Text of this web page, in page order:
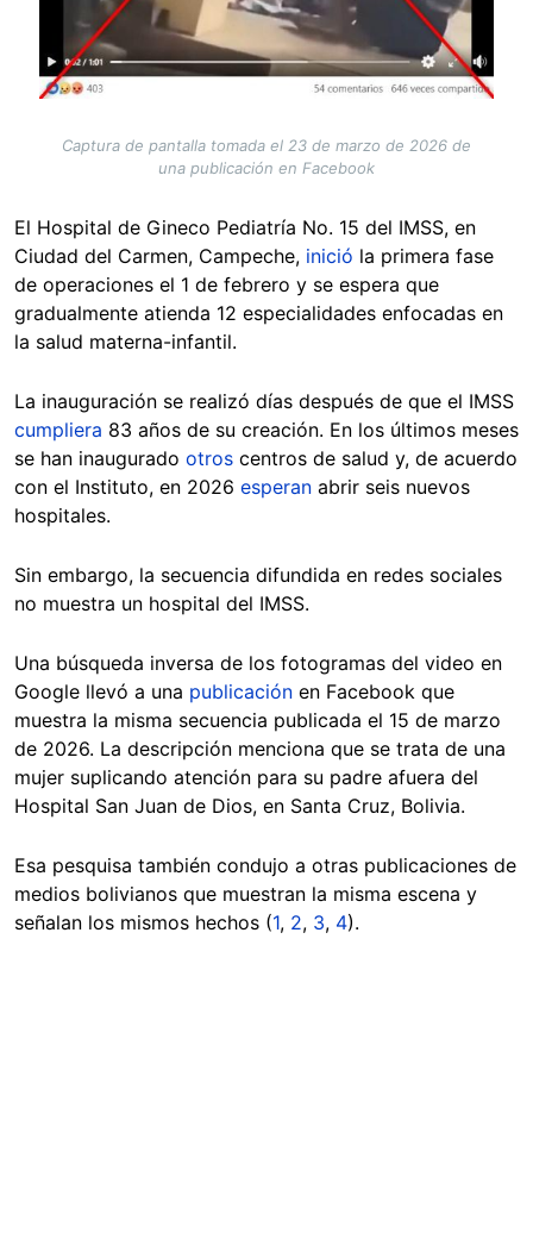
Captura de pantalla tomada el 23 de marzo de 2026 de
una publicación en Facebook
El Hospital de Gineco Pediatría No. 15 del IMSS, en
Ciudad del Carmen, Campeche, inició la primera fase
de operaciones el 1 de febrero y se espera que
gradualmente atienda 12 especialidades enfocadas en
la salud materna-infantil.
La inauguración se realizó días después de que el IMSS
cumpliera 83 años de su creación. En los últimos meses
se han inaugurado otros centros de salud y, de acuerdo
con el Instituto, en 2026 esperan abrir seis nuevos
hospitales.
Sin embargo, la secuencia difundida en redes sociales
no muestra un hospital del IMSS.
Una búsqueda inversa de los fotogramas del video en
Google llevó a una publicación en Facebook que
muestra la misma secuencia publicada el 15 de marzo
de 2026. La descripción menciona que se trata de una
mujer suplicando atención para su padre afuera del
Hospital San Juan de Dios, en Santa Cruz, Bolivia.
Esa pesquisa también condujo a otras publicaciones de
medios bolivianos que muestran la misma escena y
señalan los mismos hechos (1, 2, 3, 4).